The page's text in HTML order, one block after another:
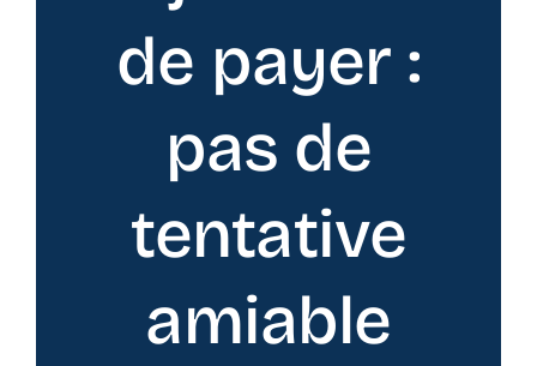
de payer :
pas de
tentative
amiable